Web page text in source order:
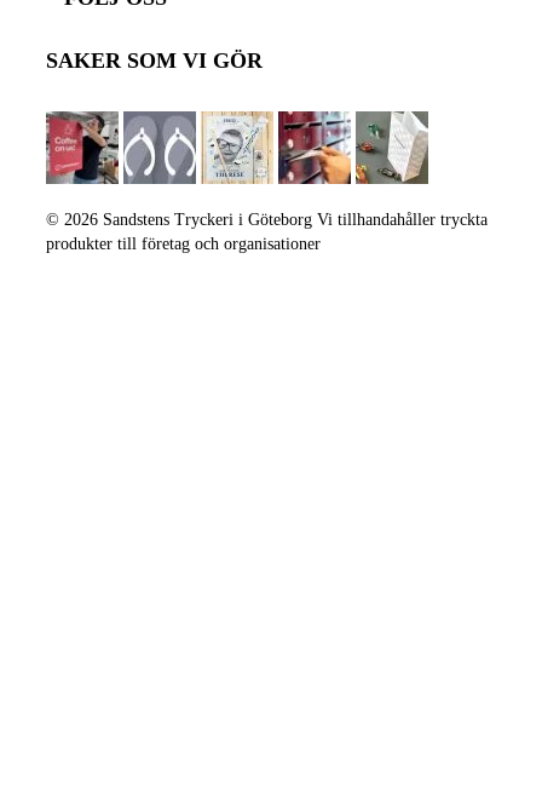
SAKER SOM VI GÖR
© 2026 Sandstens Tryckeri i Göteborg Vi tillhandahåller tryckta
produkter till företag och organisationer